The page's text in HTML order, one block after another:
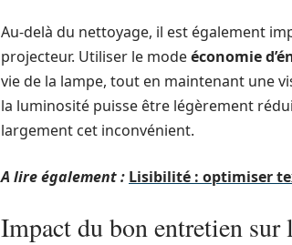
Au-delà du nettoyage, il est également
projecteur. Utiliser le modeéconomie
vie de la lampe, tout en maintenant une
la luminosité puisse être légèrement
largement cet inconvénient.
A lire également : Lisibilité : optimiser
Impact du bon entretien sur